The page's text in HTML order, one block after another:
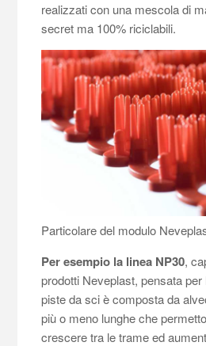
realizzati con una mescola di
secret ma 100% riciclabili.
Particolare del modulo
Per esempio la linea NP30,
prodotti Neveplast, pensata per
piste da sci è composta da
più o meno lunghe che
crescere tra le trame ed